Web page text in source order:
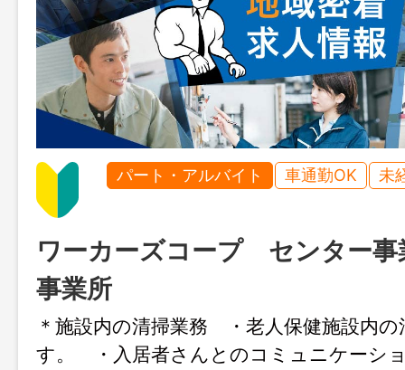
パート・アルバイト 車通勤OK 未
ワーカーズコープ センター
事業所
＊施設内の清掃業務 ・老人保健施設内の
す。 ・入居者さんとのコミュニケーシ